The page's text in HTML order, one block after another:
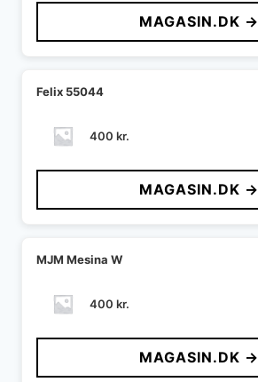
MAGASIN.DK →
Felix 55044
400 kr.
MAGASIN.DK →
MJM Mesina W
400 kr.
MAGASIN.DK →